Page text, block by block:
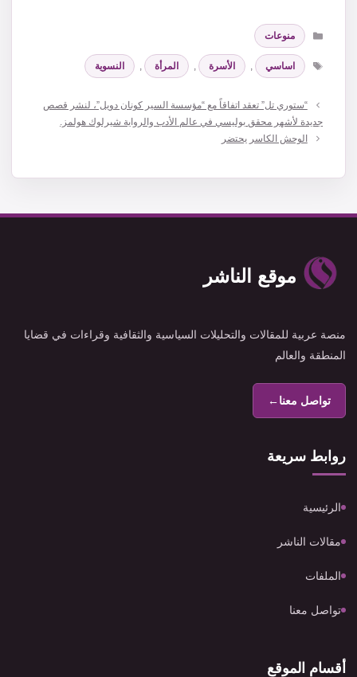
التصنيفات
منوعات
الوسوم
اساسي , الأسرة , المرأة , النسوية
“ستوري تل” تعقد اتفاقاً مع “مؤسسة السير كونان دويل”، لنشر قصص
جديدة لأشهر محقق بوليسي في عالم الأدب والرواية شيرلوك هولمز.
الوحش الكاسر يحتضر
موقع الناشر
منصة عربية للمقالات والتحليلات السياسية والثقافية وقراءات في قضايا
المنطقة والعالم
تواصل معنا←
روابط سريعة
الرئيسية
مقالات الناشر
الملفات
تواصل معنا
أقسام الموقع